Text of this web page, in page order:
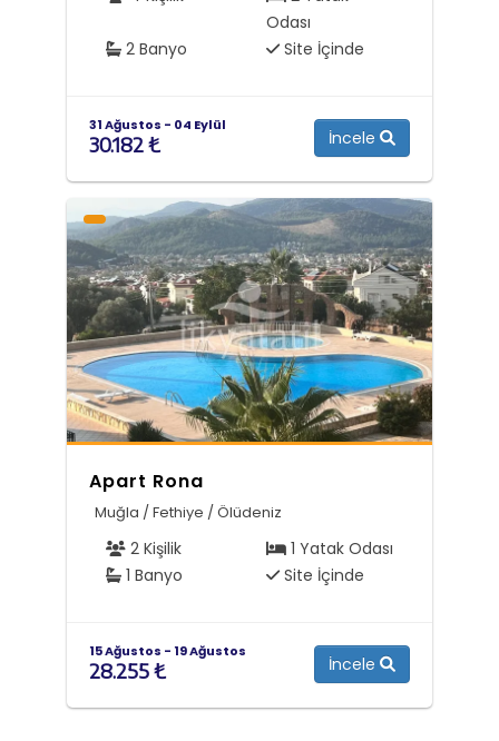
Odası
2 Banyo
Site İçinde
31 Ağustos - 04 Eylül
30.182 ₺ İncele
Apart Rona
Muğla / Fethiye / Ölüdeniz
2 Kişilik
1 Yatak Odası
1 Banyo
Site İçinde
15 Ağustos - 19 Ağustos
28.255 ₺ İncele